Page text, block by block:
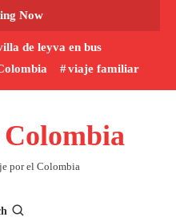
Now
de leyva en bus
viaje familiar
por el Colombia